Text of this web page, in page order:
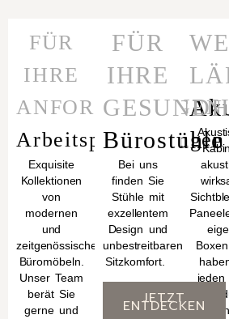
jeden
FÜR
IHRE
ANFORDERUNGEN
Arbeitsplatzlösungen
Exquisite
Kollektionen
von
modernen
und
zeitgenössischen
Büromöbeln.
Unser Team
berät Sie
gerne und
FÜR
IHRE
Bürostühle
Bei uns
finden Sie
Stühle mit
exzellentem
Design und
unbestreitbaren
Sitzkomfort.
JETZT
ENTDECKEN